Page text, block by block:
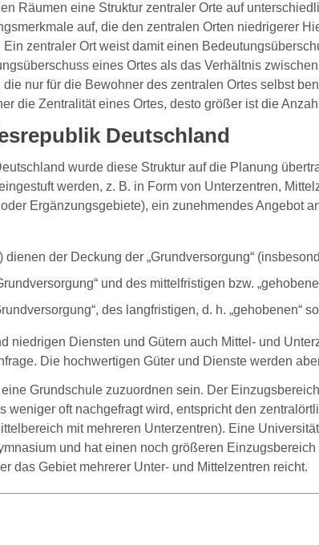
Räumen eine Struktur zentraler Orte auf
auf, die den zentralen Orten niedrigerer
zentraler Ort weist damit einen
eines Ortes als das Verhältnis
nur für die Bewohner des zentralen Ortes selbst
die Zentralität eines Ortes, desto größer ist die
Deutschland
wurde diese Struktur auf die Planung
werden, z. B. in Form von Unterzentren,
Ergänzungsgebiete), ein zunehmendes Angebot
dienen der Deckung der „Grundversorgung“
und des mittelfristigen bzw.
des langfristigen, d. h. „gehobenen“
niedrigen Diensten und Gütern auch Mittel- und
Die hochwertigen Güter und Dienste werden
Grundschule zuzuordnen sein. Der
weniger oft nachgefragt wird, entspricht den
mit mehreren Unterzentren). Eine
und hat einen noch größeren
das Gebiet mehrerer Unter- und Mittelzentren reicht.